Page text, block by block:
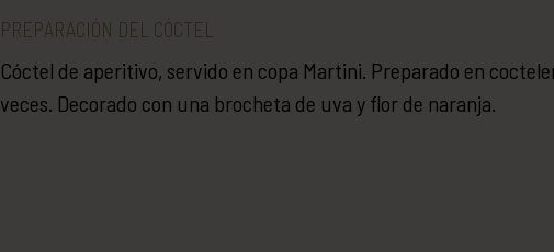
PREPARACIÓN DEL CÓCTEL
Cóctel de aperitivo, servido en copa Martini. Preparado en
veces. Decorado con una brocheta de uva y flor de naranja.